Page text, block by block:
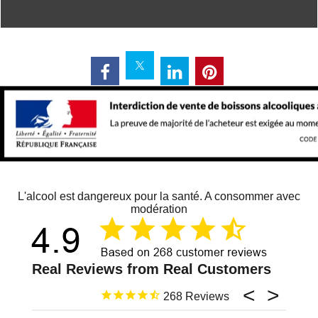
L'alcool est dangereux pour la santé. A consommer avec
modération
268